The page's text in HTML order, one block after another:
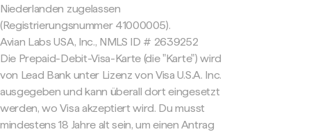
Niederlanden zugelassen
(Registrierungsnummer 41000005).
Avian Labs USA, Inc., NMLS ID # 2639252
Die Prepaid-Debit-Visa-Karte (die "Karte") wird
von Lead Bank unter Lizenz von Visa U.S.A. Inc.
ausgegeben und kann überall dort eingesetzt
werden, wo Visa akzeptiert wird. Du musst
mindestens 18 Jahre alt sein, um einen Antrag